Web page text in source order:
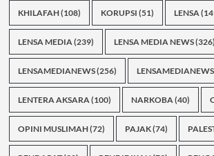
KHILAFAH(108) KORUPSI (51) LENSA
LENSA MEDIA(239) LENSA MEDIA NEWS(326)
LENSAMEDIANEWS(256)
LENTERA AKSARA(100) NARKOBA(40)
OPINI MUSLIMAH(72) PAJAK(74)